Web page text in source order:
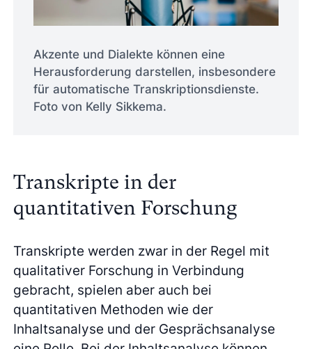
Akzente und Dialekte können eine
Herausforderung darstellen, insbesondere
für automatische Transkriptionsdienste.
Foto von Kelly Sikkema.
Transkripte in der
quantitativen Forschung
Transkripte werden zwar in der Regel mit
qualitativer Forschung in Verbindung
gebracht, spielen aber auch bei
quantitativen Methoden wie der
Inhaltsanalyse und der Gesprächsanalyse